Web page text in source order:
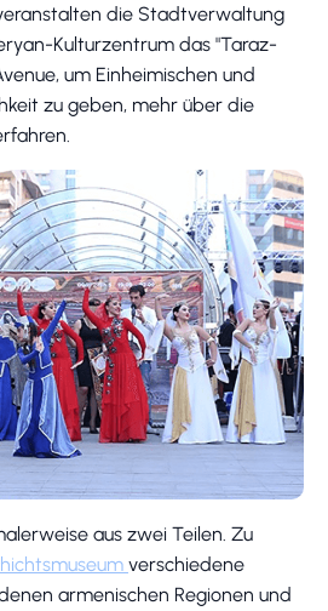
die Stadtverwaltung
Kulturzentrum das "Taraz-
um Einheimischen und
zu geben, mehr über die
aus zwei Teilen. Zu
verschiedene
armenischen Regionen und